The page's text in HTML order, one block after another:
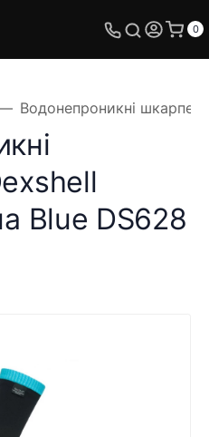
0
Водонепроникні
Blue DS628